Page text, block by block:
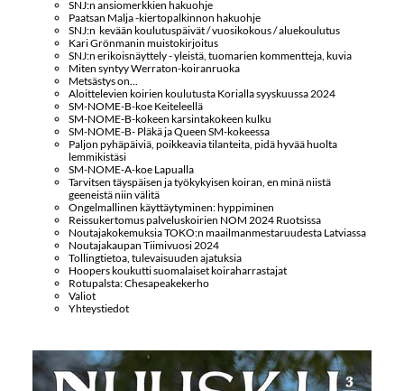
SNJ:n ansiomerkkien hakuohje
Paatsan Malja -kiertopalkinnon hakuohje
SNJ:n kevään koulutuspäivät / vuosikokous / aluekoulutus
Kari Grönmanin muistokirjoitus
SNJ:n erikoisnäyttely - yleistä, tuomarien kommentteja, kuvia
Miten syntyy Werraton-koiranruoka
Metsästys on...
Aloittelevien koirien koulutusta Korialla syyskuussa 2024
SM-NOME-B-koe Keiteleellä
SM-NOME-B-kokeen karsintakokeen kulku
SM-NOME-B- Pläkä ja Queen SM-kokeessa
Paljon pyhäpäiviä, poikkeavia tilanteita, pidä hyvää huolta
lemmikistäsi
SM-NOME-A-koe Lapualla
Tarvitsen täyspäisen ja työkykyisen koiran, en minä niistä
geeneistä niin välitä
Ongelmallinen käyttäytyminen: hyppiminen
Reissukertomus palveluskoirien NOM 2024 Ruotsissa
Noutajakokemuksia TOKO:n maailmanmestaruudesta Latviassa
Noutajakaupan Tiimivuosi 2024
Tollingtietoa, tulevaisuuden ajatuksia
Hoopers koukutti suomalaiset koiraharrastajat
Rotupalsta: Chesapeakekerho
Valiot
Yhteystiedot